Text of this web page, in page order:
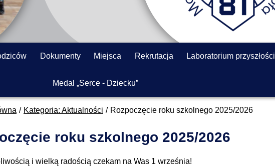
Dokumenty Miejsca Rekrutacja Laboratorium przyszłości
Medal „Serce - Dziecku”
Kategoria: Aktualności Rozpoczęcie roku szkolnego 2025/2026
roku szkolnego 2025/2026
i wielką radością czekam na Was 1 września!